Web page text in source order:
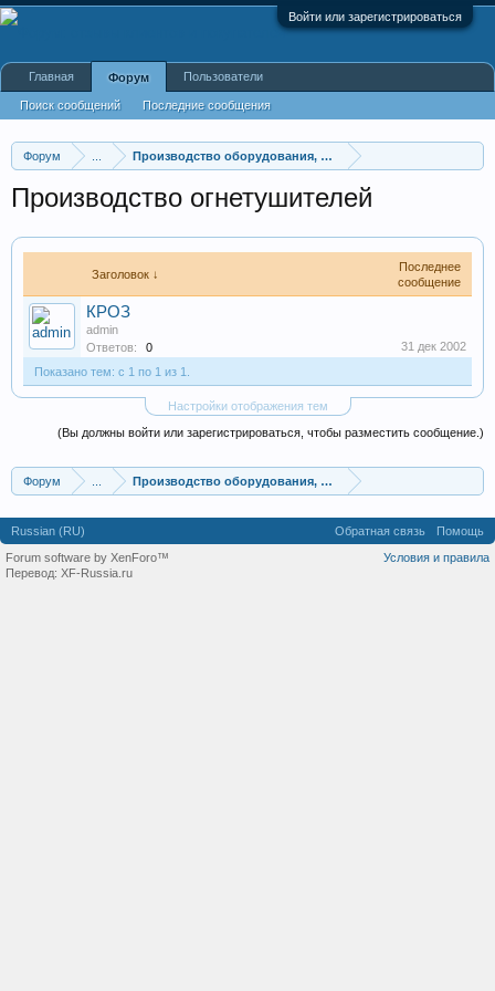
Войти или зарегистрироваться
Форум Производство оборудования, оборудование для произв
Производство огнетушителей
Заголовок ↓
Последнее
сообщение
КРОЗ
admin
Ответов:
0
31 дек 2002
Показано тем: с 1 по 1 из 1.
Настройки отображения тем
(Вы должны войти или зарегистрироваться, чтобы разместить сообщение.)
Форум Производство оборудования, оборудование для произв
Главная Форум
Поиск сообщений Последние сообщения
Пользователи
Russian (RU) Обратная связь
Помощь
Условия и правила
Forum software by XenForo™
Перевод: XF-Russia.ru